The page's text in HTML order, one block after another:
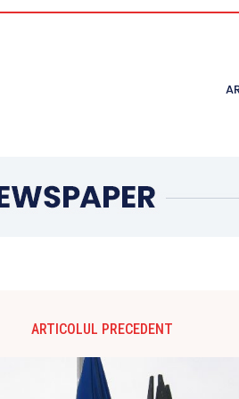
ARTICOLUL PRECEDENT